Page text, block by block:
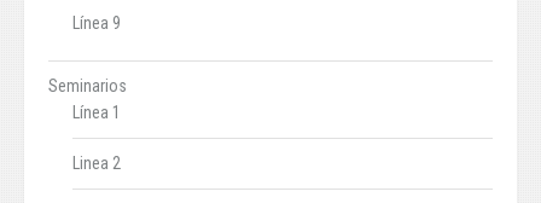
Línea 9
Seminarios
Línea 1
Linea 2